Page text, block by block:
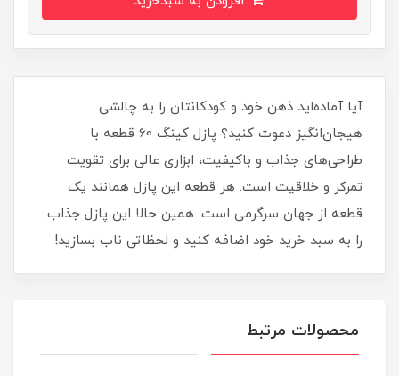
آیا آماده‌اید ذهن خود و کودکانتان را به چالشی
هیجان‌انگیز دعوت کنید؟ پازل کینگ 60 قطعه با
طراحی‌های جذاب و باکیفیت، ابزاری عالی برای تقویت
تمرکز و خلاقیت است. هر قطعه این پازل همانند یک
قطعه از جهان سرگرمی است. همین حالا این پازل جذاب
را به سبد خرید خود اضافه کنید و لحظاتی ناب بسازید!
محصولات مرتبط